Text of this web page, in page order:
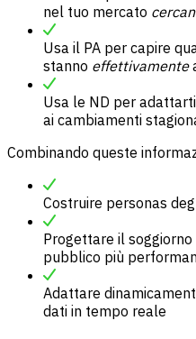
nel tuo mercato
Usa il PA per capire
stanno effettivamente
Usa le ND per
ai cambiamenti
Combinando queste
Costruire personas
Progettare il
pubblico più
Adattare
dati in tempo reale